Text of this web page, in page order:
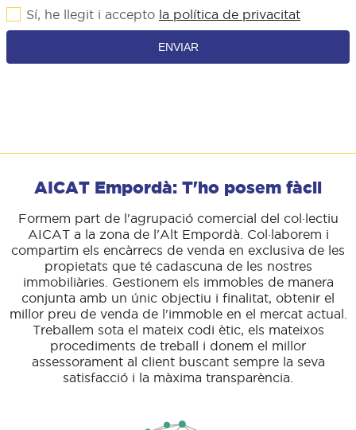
Sí, he llegit i accepto la política de privacitat
ENVIAR
AICAT Empordà: T'ho posem fàcil
Formem part de l'agrupació comercial del col·lectiu
AICAT a la zona de l'Alt Empordà. Col·laborem i
compartim els encàrrecs de venda en exclusiva de les
propietats que té cadascuna de les nostres
immobiliàries. Gestionem els immobles de manera
conjunta amb un únic objectiu i finalitat, obtenir el
millor preu de venda de l'immoble en el mercat actual.
Treballem sota el mateix codi ètic, els mateixos
procediments de treball i donem el millor
assessorament al client buscant sempre la seva
satisfacció i la màxima transparència.